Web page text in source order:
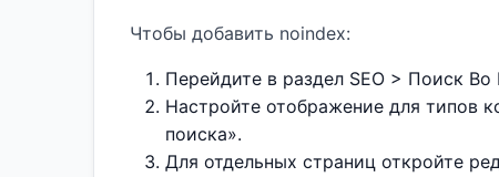
Чтобы добавить noindex:
Перейдите в раздел SEO > Поиск
Настройте отображение для типов
поиска».
Для отдельных страниц откройте